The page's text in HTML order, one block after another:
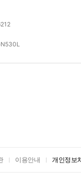
이용안내 개인정보